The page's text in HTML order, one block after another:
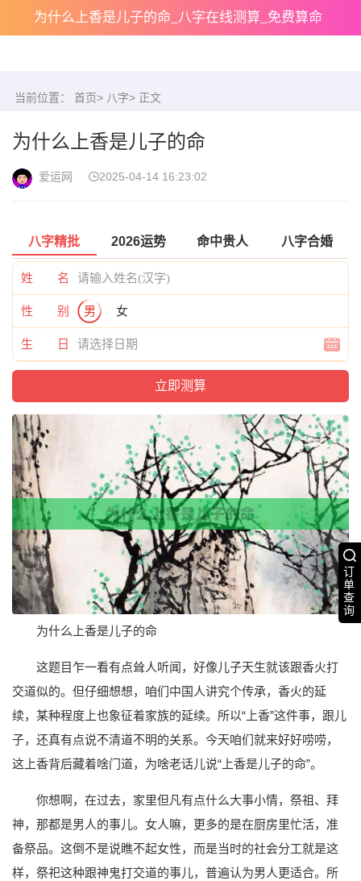
为什么上香是儿子的命_八字在线测算_免费算命
订
单
查
询
当前位置： 首页> 八字> 正文
为什么上香是儿子的命
爱运网 2025-04-14 16:23:02
八字精批 2026运势 命中贵人 八字合婚
姓 名
性 别 男 女
生 日
为什么上香是儿子的命
这题目乍一看有点耸人听闻，好像儿子天生就该跟香火打
交道似的。但仔细想想，咱们中国人讲究个传承，香火的延
续，某种程度上也象征着家族的延续。所以“上香”这件事，跟儿
子，还真有点说不清道不明的关系。今天咱们就来好好唠唠，
这上香背后藏着啥门道，为啥老话儿说“上香是儿子的命”。
你想啊，在过去，家里但凡有点什么大事小情，祭祖、拜
神，那都是男人的事儿。女人嘛，更多的是在厨房里忙活，准
备祭品。这倒不是说瞧不起女性，而是当时的社会分工就是这
样，祭祀这种跟神鬼打交道的事儿，普遍认为男人更适合。所